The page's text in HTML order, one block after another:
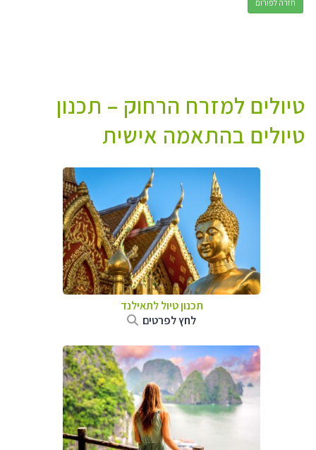
חזרה לפורום
טיולים למזרח הרחוק – תכנון
טיולים בהתאמה אישית
תכנון טיול לתאילנד
לחץ לפרטים